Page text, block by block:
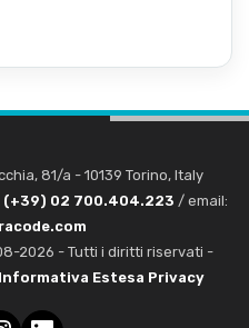
81/a - 10139 Torino, Italy
(+39) 02 700.404.223 / email:
2026 - Tutti i diritti riservati -
Informativa Estesa Privacy